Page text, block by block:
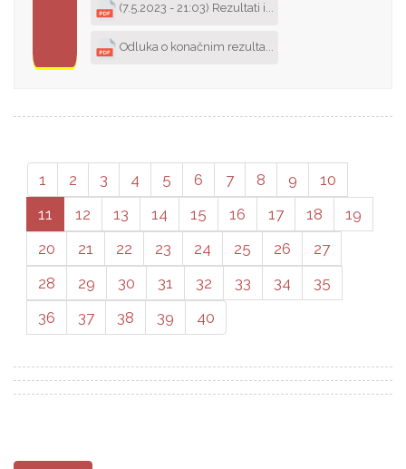
(7.5.2023 - 21:03) Rezultati i...
Odluka o konačnim rezulta...
1 2 3 4 5 6 7 8 9
10
11
12 13 14 15 16 17 18
19
20
21 22 23 24 25 26
27
28
29 30 31 32 33 34
35
36
37 38 39 40